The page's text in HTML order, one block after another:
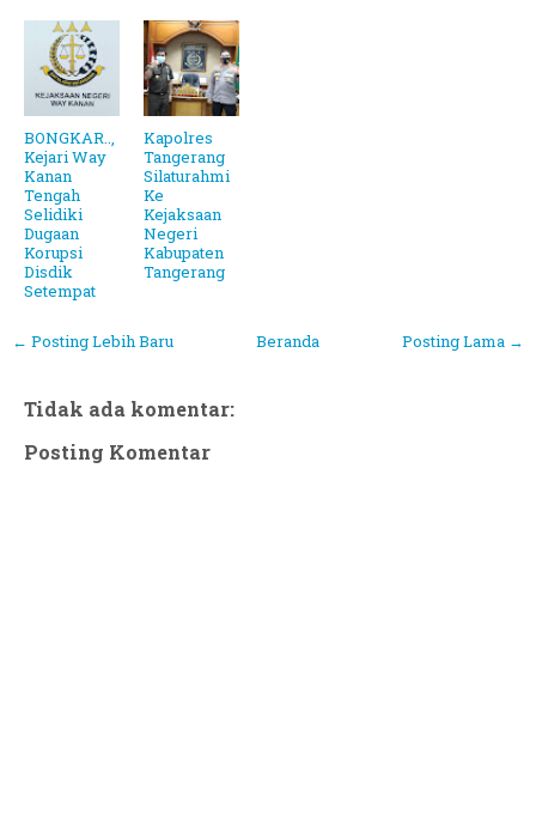
BONGKAR..,
Kejari Way
Kanan
Tengah
Selidiki
Dugaan
Korupsi
Disdik
Setempat
Kapolres
Tangerang
Silaturahmi
Ke
Kejaksaan
Negeri
Kabupaten
Tangerang
← Posting Lebih Baru Posting Lama →
Beranda
Tidak ada komentar:
Posting Komentar